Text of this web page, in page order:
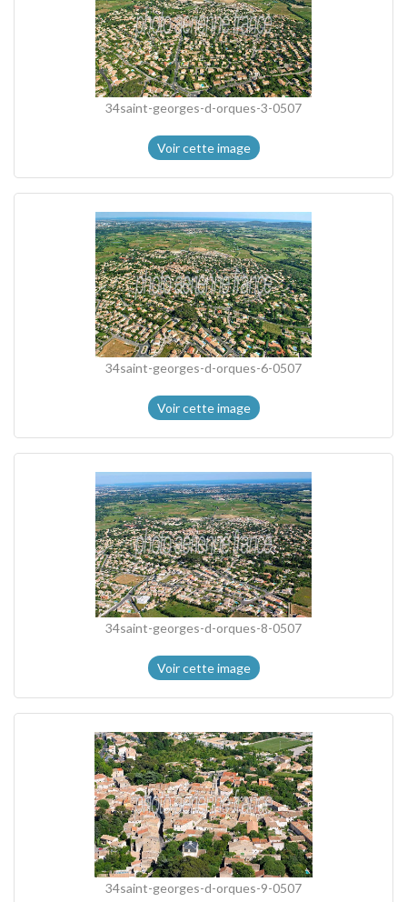
34saint-georges-d-orques-3-0507
Voir cette image
34saint-georges-d-orques-6-0507
Voir cette image
34saint-georges-d-orques-8-0507
Voir cette image
34saint-georges-d-orques-9-0507